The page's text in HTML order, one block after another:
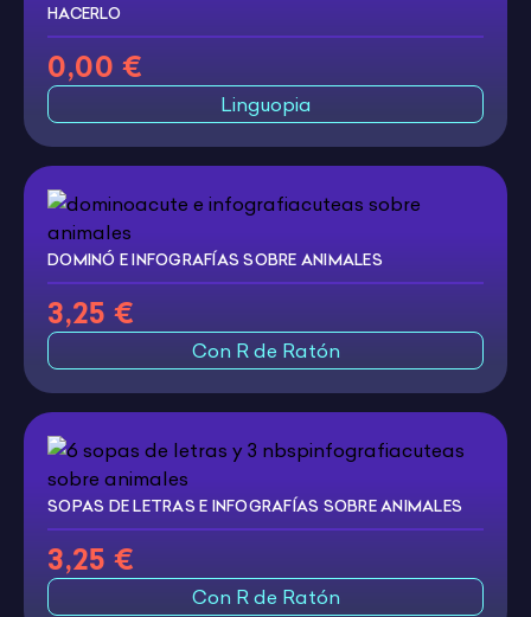
HACERLO
0,00 €
Linguopia
DOMINÓ E INFOGRAFÍAS SOBRE ANIMALES
3,25 €
Con R de Ratón
SOPAS DE LETRAS E INFOGRAFÍAS SOBRE ANIMALES
3,25 €
Con R de Ratón